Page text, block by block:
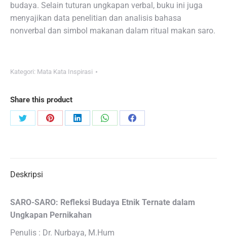
budaya. Selain tuturan ungkapan verbal, buku ini juga
menyajikan data penelitian dan analisis bahasa
nonverbal dan simbol makanan dalam ritual makan saro.
Kategori: Mata Kata Inspirasi
Share this product
Share
Share
Share
Share
Share
Deskripsi
SARO-SARO: Refleksi Budaya Etnik Ternate dalam
Ungkapan Pernikahan
Penulis : Dr. Nurbaya, M.Hum